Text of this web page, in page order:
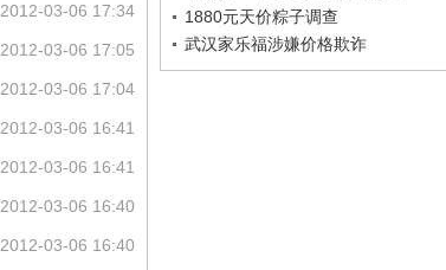
1880元天价粽子调查
武汉家乐福涉嫌价格欺诈
2012-03-06 17:34
2012-03-06 17:05
2012-03-06 17:04
2012-03-06 16:41
2012-03-06 16:41
2012-03-06 16:40
2012-03-06 16:40